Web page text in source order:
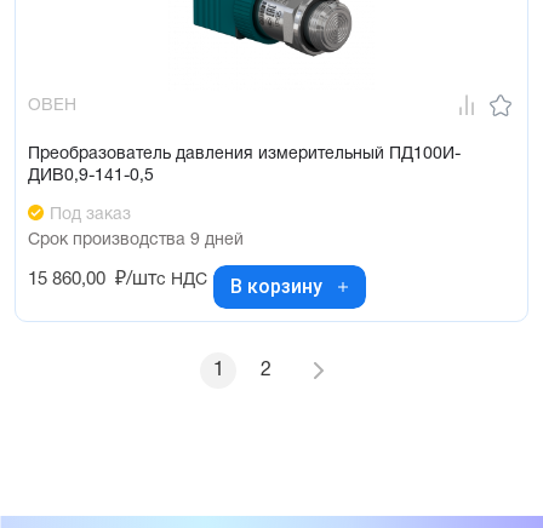
ОВЕН
Преобразователь давления измерительный ПД100И-
ДИВ0,9-141-0,5
Под заказ
Срок производства 9 дней
15 860,00 ₽/штс НДС В корзину
1 2